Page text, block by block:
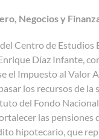
Negocios y
Centro de Estudios
Díaz Infante,
el Impuesto al Valor
los recursos de la
del Fondo
las pensiones
hipotecario, que